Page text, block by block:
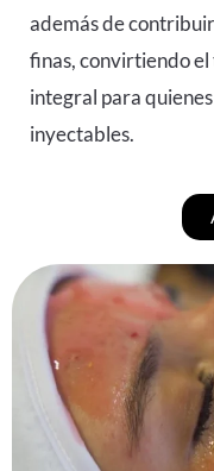
además de
finas, convirtiendo
integral para
inyectables.